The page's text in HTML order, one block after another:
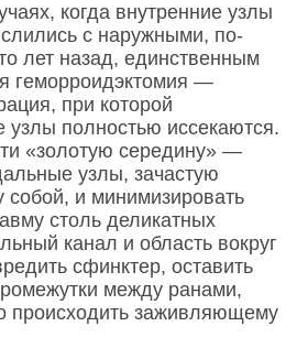
когда внутренние узлы
с наружными, по-
лет назад, единственным
геморроидэктомия —
при которой
узлы полностью иссекаются.
«золотую середину» —
узлы, зачастую
и минимизировать
столь деликатных
канал и область вокруг
сфинктер, оставить
между ранами,
происходить заживляющему